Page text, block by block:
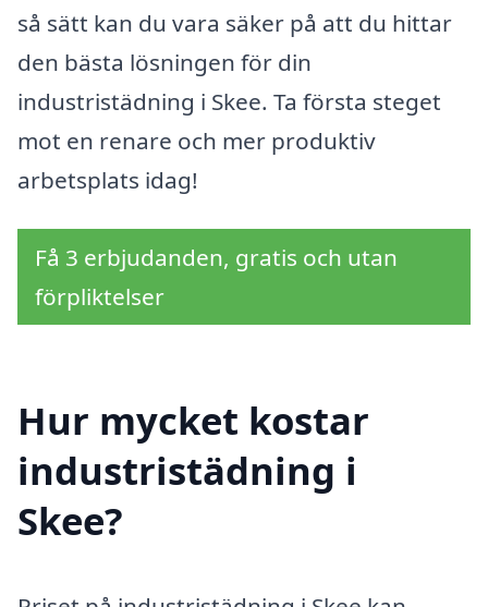
så sätt kan du vara säker på att du hittar
den bästa lösningen för din
industristädning i Skee. Ta första steget
mot en renare och mer produktiv
arbetsplats idag!
Få 3 erbjudanden, gratis och utan
förpliktelser
Hur mycket kostar
industristädning i
Skee?